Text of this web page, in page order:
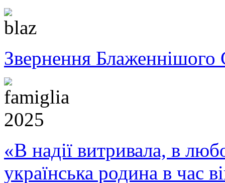
Звернення Блаженнішого
«В надії витривала, в
українська родина в час